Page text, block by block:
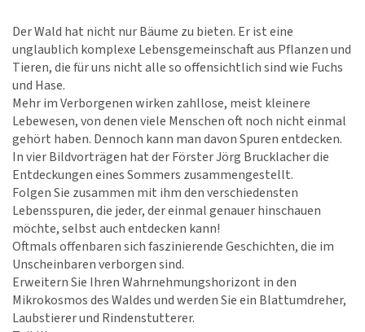
Der Wald hat nicht nur Bäume zu bieten. Er ist eine
unglaublich komplexe Lebensgemeinschaft aus Pflanzen und
Tieren, die für uns nicht alle so offensichtlich sind wie Fuchs
und Hase.
Mehr im Verborgenen wirken zahllose, meist kleinere
Lebewesen, von denen viele Menschen oft noch nicht einmal
gehört haben. Dennoch kann man davon Spuren entdecken.
In vier Bildvorträgen hat der Förster Jörg Brucklacher die
Entdeckungen eines Sommers zusammengestellt.
Folgen Sie zusammen mit ihm den verschiedensten
Lebensspuren, die jeder, der einmal genauer hinschauen
möchte, selbst auch entdecken kann!
Oftmals offenbaren sich faszinierende Geschichten, die im
Unscheinbaren verborgen sind.
Erweitern Sie Ihren Wahrnehmungshorizont in den
Mikrokosmos des Waldes und werden Sie ein Blattumdreher,
Laubstierer und Rindenstutterer.